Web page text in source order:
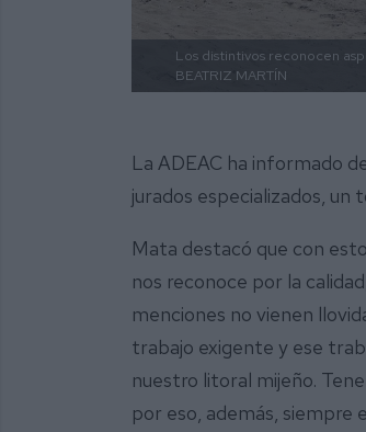
Los distintivos reconocen
BEATRIZ MARTÍN
La ADEAC ha informado
jurados especializados,
Mata destacó que con
nos reconoce por la
menciones no vienen
trabajo exigente y ese
nuestro litoral mijeño.
por eso, además, siempre